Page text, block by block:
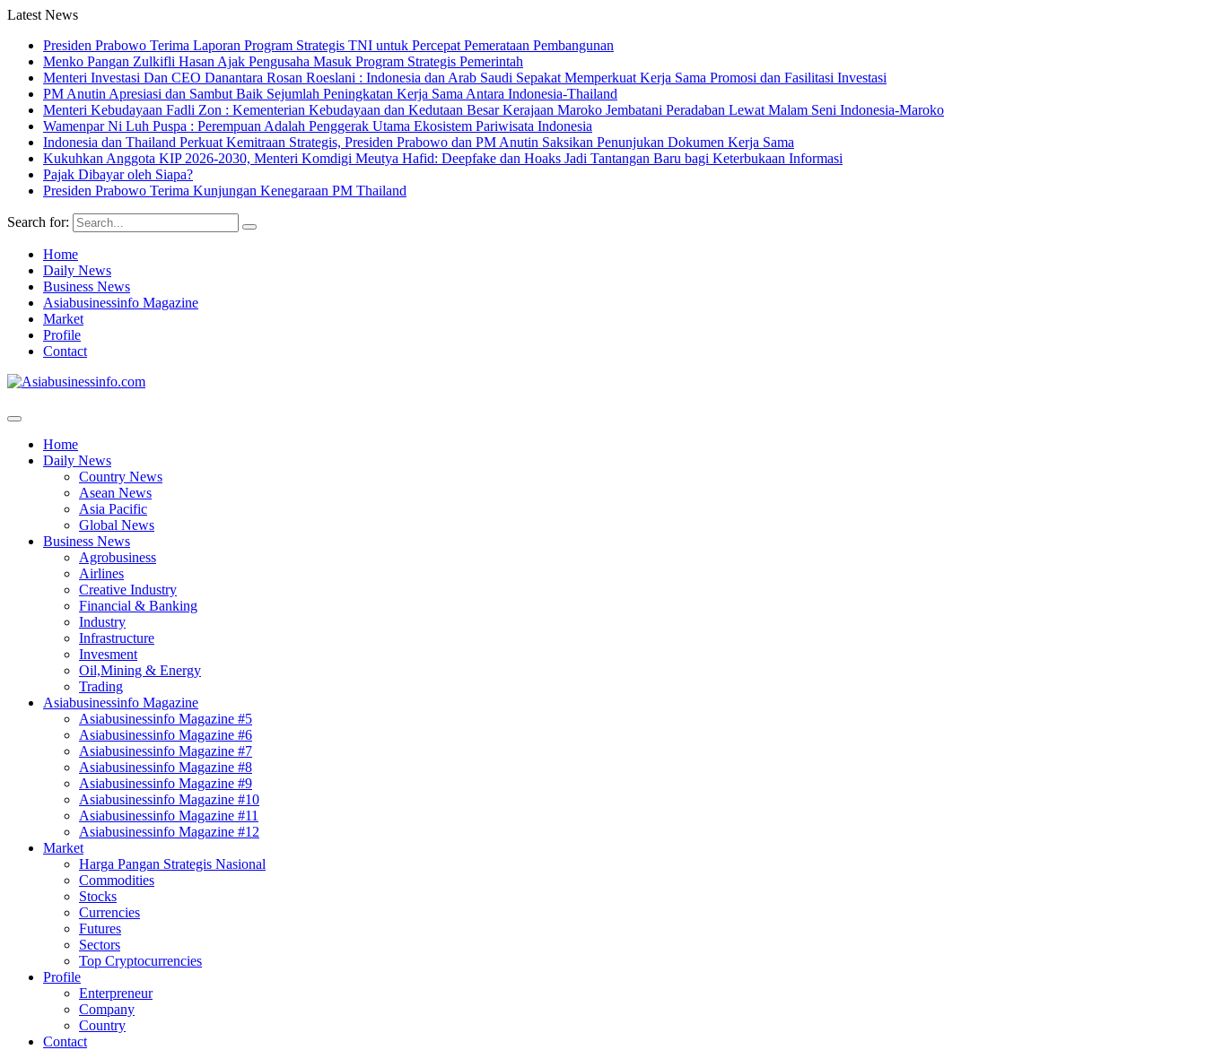
Latest News
Presiden Prabowo Terima Laporan Program Strategis TNI untuk Percepat Pemerataan Pembangunan
Menko Pangan Zulkifli Hasan Ajak Pengusaha Masuk Program Strategis Pemerintah
Menteri Investasi Dan CEO Danantara Rosan Roeslani : Indonesia dan Arab Saudi Sepakat Memperkuat Kerja Sama Promosi dan Fasilitasi Investasi
PM Anutin Apresiasi dan Sambut Baik Sejumlah Peningkatan Kerja Sama Antara Indonesia-Thailand
Menteri Kebudayaan Fadli Zon : Kementerian Kebudayaan dan Kedutaan Besar Kerajaan Maroko Jembatani Peradaban Lewat Malam Seni Indonesia-Maroko
Wamenpar Ni Luh Puspa : Perempuan Adalah Penggerak Utama Ekosistem Pariwisata Indonesia
Indonesia dan Thailand Perkuat Kemitraan Strategis, Presiden Prabowo dan PM Anutin Saksikan Penunjukan Dokumen Kerja Sama
Kukuhkan Anggota KIP 2026-2030, Menteri Komdigi Meutya Hafid: Deepfake dan Hoaks Jadi Tantangan Baru bagi Keterbukaan Informasi
Pajak Dibayar oleh Siapa?
Presiden Prabowo Terima Kunjungan Kenegaraan PM Thailand
Search for:
Home
Daily News
Business News
Asiabusinessinfo Magazine
Market
Profile
Contact
Home
Daily News
Country News
Asean News
Asia Pacific
Global News
Business News
Agrobusiness
Airlines
Creative Industry
Financial & Banking
Industry
Infrastructure
Invesment
Oil,Mining & Energy
Trading
Asiabusinessinfo Magazine
Asiabusinessinfo Magazine #5
Asiabusinessinfo Magazine #6
Asiabusinessinfo Magazine #7
Asiabusinessinfo Magazine #8
Asiabusinessinfo Magazine #9
Asiabusinessinfo Magazine #10
Asiabusinessinfo Magazine #11
Asiabusinessinfo Magazine #12
Market
Harga Pangan Strategis Nasional
Commodities
Stocks
Currencies
Futures
Sectors
Top Cryptocurrencies
Profile
Enterpreneur
Company
Country
Contact